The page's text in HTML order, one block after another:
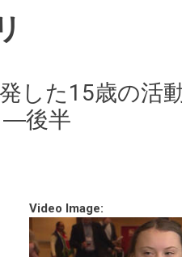
した15歳の活
―後半
Video Image: